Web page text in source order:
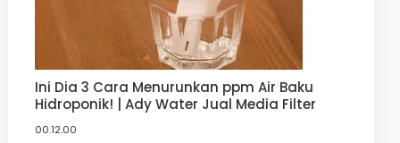
Ini Dia 3 Cara Menurunkan ppm Air Baku
Hidroponik! | Ady Water Jual Media Filter
00.12.00